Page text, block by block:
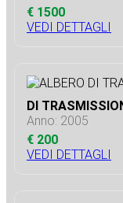
€ 1500
VEDI DETTAGLI
DI
Anno: 2005
€ 200
VEDI DETTAGLI